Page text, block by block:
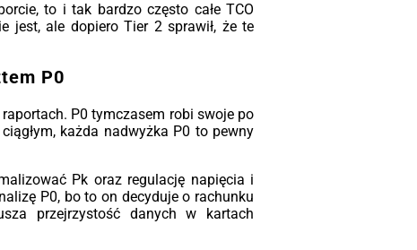
to i tak bardzo często całe TCO
jest, ale dopiero Tier 2 sprawił, że te
P0
P0 tymczasem robi swoje po
każda nadwyżka P0 to pewny
Pk oraz regulację napięcia i
P0, bo to on decyduje o rachunku
przejrzystość danych w kartach